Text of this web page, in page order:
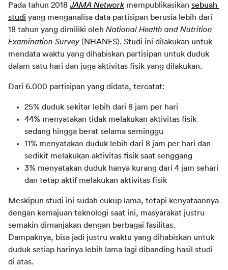
Pada tahun 2018 JAMA Network mempublikasikan sebuah
studi yang menganalisa data partisipan berusia lebih dari
18 tahun yang dimiliki oleh National Health and Nutrition
Examination Survey (NHANES). Studi ini dilakukan untuk
mendata waktu yang dihabiskan partisipan untuk duduk
dalam satu hari dan juga aktivitas fisik yang dilakukan.
Dari 6.000 partisipan yang didata, tercatat:
25% duduk sekitar lebih dari 8 jam per hari
44% menyatakan tidak melakukan aktivitas fisik
sedang hingga berat selama seminggu
11% menyatakan duduk lebih dari 8 jam per hari dan
sedikit melakukan aktivitas fisik saat senggang
3% menyatakan duduk hanya kurang dari 4 jam sehari
dan tetap aktif melakukan aktivitas fisik
Meskipun studi ini sudah cukup lama, tetapi kenyataannya
dengan kemajuan teknologi saat ini, masyarakat justru
semakin dimanjakan dengan berbagai fasilitas.
Dampaknya, bisa jadi justru waktu yang dihabiskan untuk
duduk setiap harinya lebih lama lagi dibanding hasil studi
di atas.